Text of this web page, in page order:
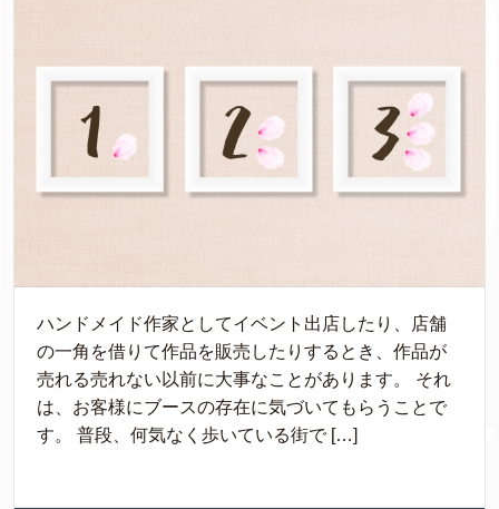
ハンドメイド作家としてイベント出店したり、店舗
の一角を借りて作品を販売したりするとき、作品が
売れる売れない以前に大事なことがあります。 それ
は、お客様にブースの存在に気づいてもらうことで
す。 普段、何気なく歩いている街で […]